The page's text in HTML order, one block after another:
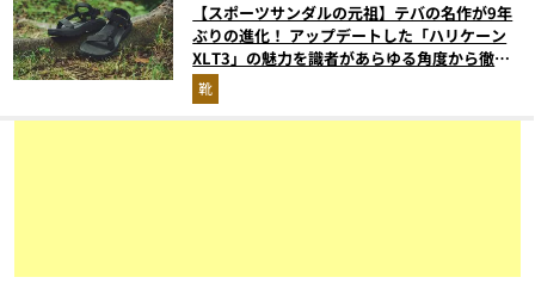
【スポーツサンダルの元祖】テバの名作が9年
ぶりの進化！ アップデートした「ハリケーン
XLT3」の魅力を識者があらゆる角度から徹底
解説！
靴